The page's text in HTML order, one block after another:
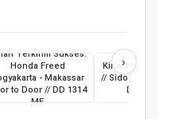
Terkirim Sukses:
Honda Freed
- Makassar
to Door // DD 1314
ME
Kirim Mobil Honda
// Sidoarjo -
DH 1024 KB
›